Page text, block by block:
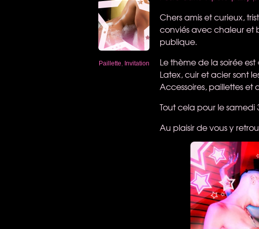
Paillette Invitation
Chers amis et curieux,
conviés avec chaleur et
publique.
Le thème de la soirée est
Latex, cuir et acier sont
Accessoires, paillettes et
Tout cela pour le samedi
Au plaisir de vous y